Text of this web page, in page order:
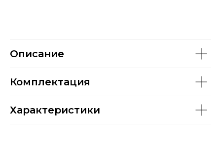
Описание
Комплектация
Характеристики